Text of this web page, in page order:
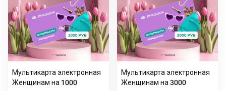
Мультикарта электронная
Женщинам на 1000
Мультикарта электронная
Женщинам на 3000